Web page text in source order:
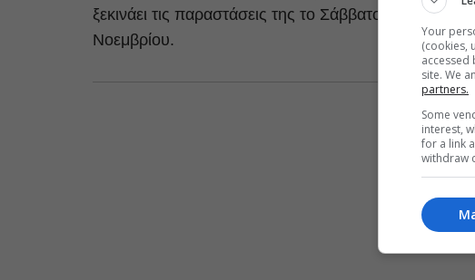
ξεκινάει τις παραστάσεις της το Σάββατο 15
Νοεμβρίου.
Your
(cookies,
accessed
site. We
partners.
Some
interest,
for a link
withdraw